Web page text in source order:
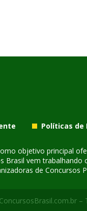
Políticas de
objetivo principal
Brasil vem
de Concursos